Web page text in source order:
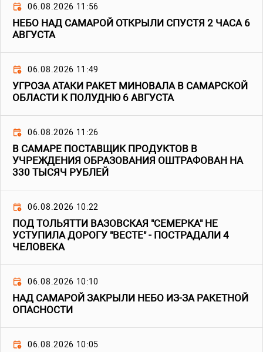
06.08.2026 11:56
НЕБО НАД САМАРОЙ ОТКРЫЛИ СПУСТЯ 2 ЧАСА 6
АВГУСТА
06.08.2026 11:49
УГРОЗА АТАКИ РАКЕТ МИНОВАЛА В САМАРСКОЙ
ОБЛАСТИ К ПОЛУДНЮ 6 АВГУСТА
06.08.2026 11:26
В САМАРЕ ПОСТАВЩИК ПРОДУКТОВ В
УЧРЕЖДЕНИЯ ОБРАЗОВАНИЯ ОШТРАФОВАН НА
330 ТЫСЯЧ РУБЛЕЙ
06.08.2026 10:22
ПОД ТОЛЬЯТТИ ВАЗОВСКАЯ "СЕМЕРКА" НЕ
УСТУПИЛА ДОРОГУ "ВЕСТЕ" - ПОСТРАДАЛИ 4
ЧЕЛОВЕКА
06.08.2026 10:10
НАД САМАРОЙ ЗАКРЫЛИ НЕБО ИЗ-ЗА РАКЕТНОЙ
ОПАСНОСТИ
06.08.2026 10:05